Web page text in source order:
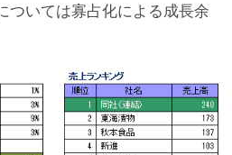
ついては寡占化による成長余